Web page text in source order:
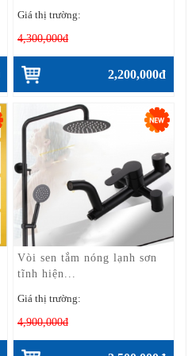
Giá thị trường:
4,300,000đ
2,200,000đ
Vòi sen tắm nóng lạnh sơn
tĩnh hiện...
Giá thị trường:
4,900,000đ